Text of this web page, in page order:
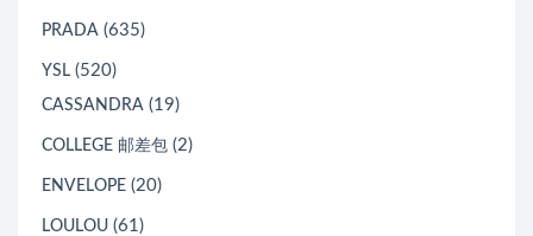
PRADA (635)
YSL (520)
CASSANDRA (19)
COLLEGE 邮差包 (2)
ENVELOPE (20)
LOULOU (61)